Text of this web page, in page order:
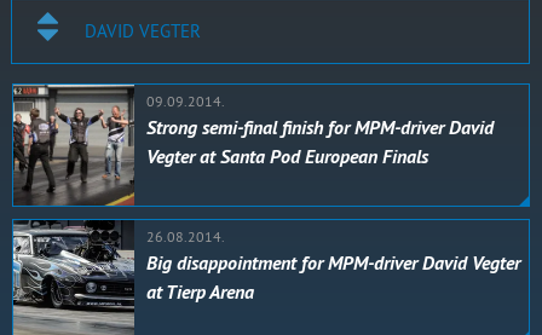
DAVID VEGTER
09.09.2014.
Strong semi-final finish for MPM-driver David
Vegter at Santa Pod European Finals
26.08.2014.
Big disappointment for MPM-driver David Vegter
at Tierp Arena